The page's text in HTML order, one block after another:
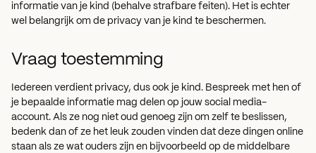
informatie van je kind (behalve strafbare feiten). Het is echter
wel belangrijk om de privacy van je kind te beschermen.
Vraag toestemming
Iedereen verdient privacy, dus ook je kind. Bespreek met hen of
je bepaalde informatie mag delen op jouw social media-
account. Als ze nog niet oud genoeg zijn om zelf te beslissen,
bedenk dan of ze het leuk zouden vinden dat deze dingen online
staan als ze wat ouders zijn en bijvoorbeeld op de middelbare